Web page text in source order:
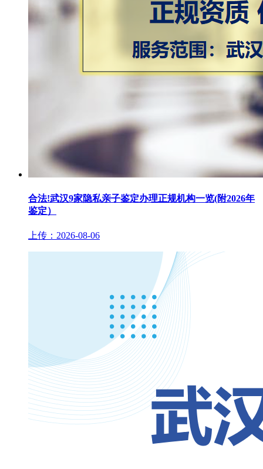
合法!武汉9家隐私亲子鉴定办理正规机构一览(附2026年
鉴定）
上传：2026-08-06